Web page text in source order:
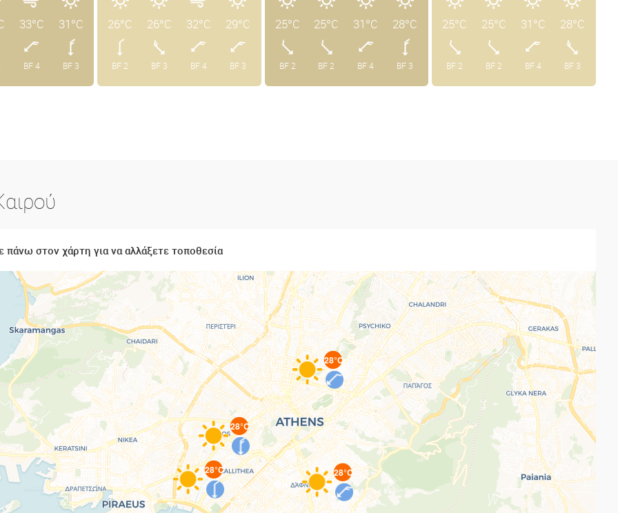
33°C
BF 4
31°C
BF 3
26°C
BF 2
26°C
BF 3
32°C
BF 4
29°C
BF 3
25°C
BF 2
25°C
BF 2
31°C
BF 4
28°C
BF 3
25°C
BF 2
25°C
BF 2
31°C
BF 4
28°C
BF 3
πάνω στον χάρτη για να αλλάξετε τοποθεσία
28°C
28°C
28°C
28°C